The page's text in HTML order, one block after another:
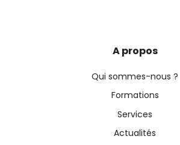
A propos
Qui sommes-nous ?
Formations
Services
Actualités